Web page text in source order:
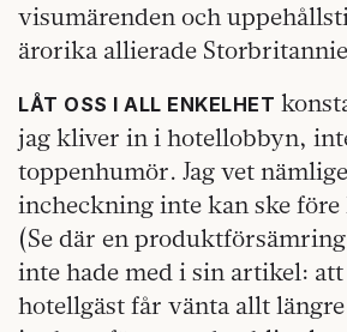
visumärenden och
ärorika allierade
LÅT OSS I ALL ENKELHET
jag kliver in i hotellobbyn,
toppenhumör. Jag vet
incheckning inte kan ske
(Se där en
inte hade med i sin artikel:
hotellgäst får vänta allt